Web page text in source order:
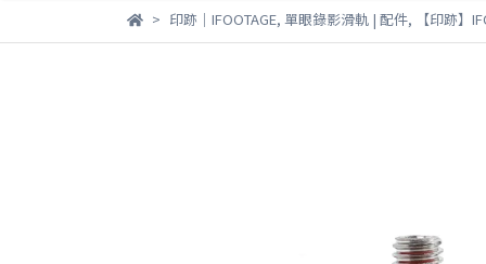
印跡｜IFOOTAGE, 單眼錄影滑軌 | 配件, 【印跡】